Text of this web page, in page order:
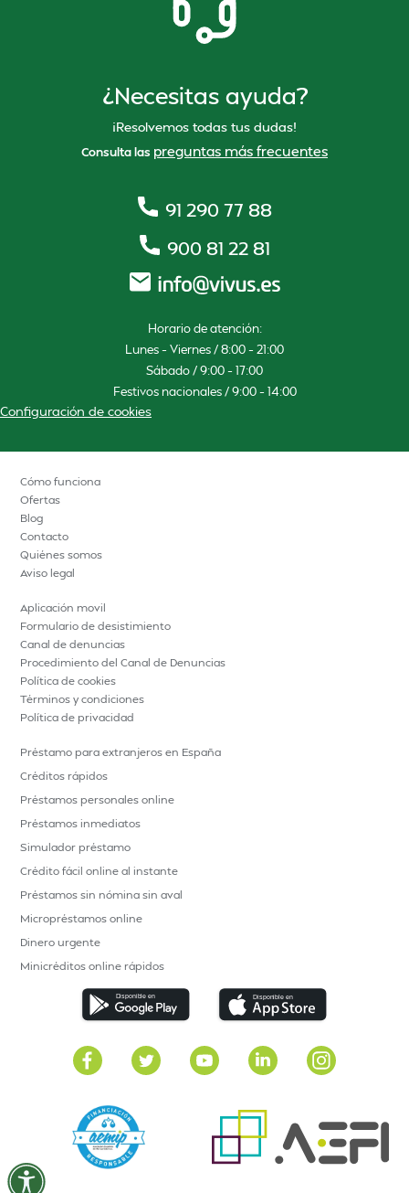
¿Necesitas ayuda?
¡Resolvemos todas tus dudas!
Consulta las preguntas más frecuentes
91 290 77 88
900 81 22 81
Horario de atención:
Lunes – Viernes / 8:00 – 21:00
Sábado / 9:00 – 17:00
Festivos nacionales / 9:00 – 14:00
Configuración de cookies
Cómo funciona
Ofertas
Blog
Contacto
Quiénes somos
Aviso legal
Aplicación movil
Formulario de desistimiento
Canal de denuncias
Procedimiento del Canal de Denuncias
Política de cookies
Términos y condiciones
Política de privacidad
Préstamo para extranjeros en España
Créditos rápidos
Préstamos personales online
Préstamos inmediatos
Simulador préstamo
Crédito fácil online al instante
Préstamos sin nómina sin aval
Micropréstamos online
Dinero urgente
Minicréditos online rápidos